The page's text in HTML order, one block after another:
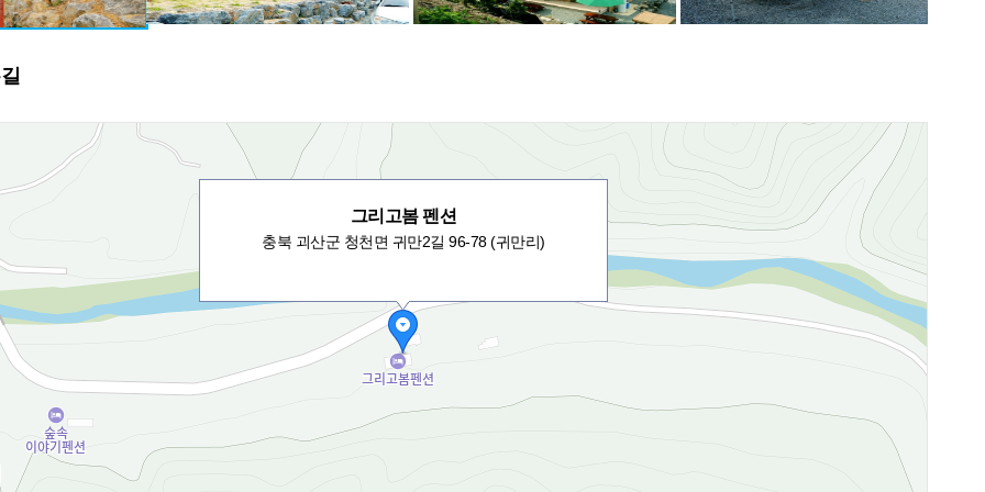
그리고봄 펜션
충북 괴산군 청천면 귀만2길 96-78 (귀만리)